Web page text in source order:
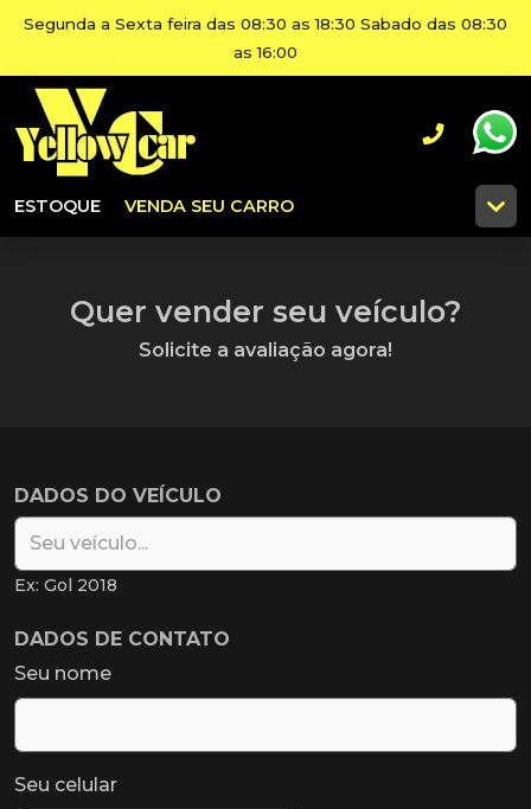
Segunda a Sexta feira das 08:30 as 18:30 Sabado das 08:30
as 16:00
ESTOQUE VENDA SEU CARRO
Quer vender seu veículo?
Solicite a avaliação agora!
DADOS DO VEÍCULO
Ex: Gol 2018
DADOS DE CONTATO
Seu nome
Seu celular